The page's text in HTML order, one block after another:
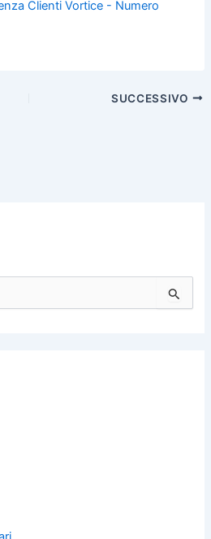
Clienti Vortice - Numero
SUCCESSIVO